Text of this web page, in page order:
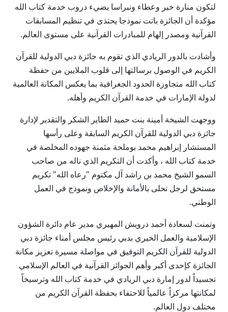
لتكون منارة خير وعطاء ونبراسا يضيء دروب خدمة كتاب الله
مؤكدة أن الجائزة باتت نموذجا يحتذى في تنظيم المسابقات
القرآنية ومصدر إلهام للمبادرات القرآنية على مستوى العالم.
وأشادت بالدور الريادي الذي تقوم به جائزة دبي الدولية للقرآن
الكريم في الوصول برسالتها إلى قلوب الملايين من حفظة
كتاب الله متجاوزة الحدود الجغرافية بما يعكس المكانة العالمية
لدولة الإمارات في خدمة القرآن الكريم وأهله.
ووجهت الشيخة أمينة بنت حميد الطاير الشكر والتقدير لإدارة
جائزة دبي الدولية للقرآن الكريم السابقة وعلى رأسها
المستشار إبراهيم محمد بوملحة مثمنة جهوده المخلصة في
خدمة كتاب الله ، وأكدت أن التكريم الذي ناله من صاحب
السمو الشيخ محمد بن راشد آل مكتوم "رعاه الله" تكريم
مستحق لرجل تحلى بالأمانة والإخلاص ونموذج في العمل
الوطني.
وتمنت لسعادة أحمد درويش المهيري مدير عام دائرة الشؤون
الإسلامية والعمل الخيري بدبي رئيس مجلس أمناء جائزة دبي
الدولية للقرآن الكريم التوفيق في مواصلة مسيرة تعزيز مكانة
الجائزة كإحدى أكبر وأهم الجوائز القرآنية في العالم الإسلامي
تجسيداً لدور إمارة دبي الريادي في خدمة كتاب الله وترسيخاً
لمكانتها مركزاً عالمياً للاحتفاء بحفظة القرآن الكريم من
مختلف دول العالم.